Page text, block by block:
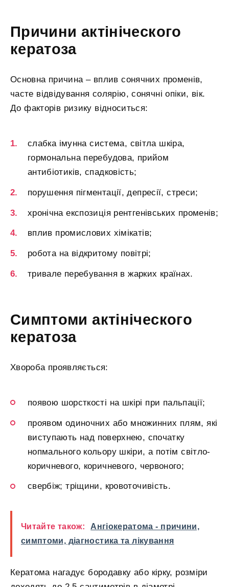
Причини актініческого
кератоза
Основна причина – вплив сонячних променів,
часте відвідування солярію, сонячні опіки, вік.
До факторів ризику відноситься:
слабка імунна система, світла шкіра,
гормональна перебудова, прийом
антибіотиків, спадковість;
порушення пігментації, депресії, стреси;
хронічна експозиція рентгенівських променів;
вплив промислових хімікатів;
робота на відкритому повітрі;
тривале перебування в жарких країнах.
Симптоми актініческого
кератоза
Хвороба проявляється:
появою шорсткості на шкірі при пальпації;
проявом одиночних або множинних плям, які
виступають над поверхнею, спочатку
нопмального кольору шкіри, а потім світло-
коричневого, коричневого, червоного;
свербіж; тріщини, кровоточивість.
Читайте також:
Ангіокератома - причини,
симптоми, діагностика та лікування
Кератома нагадує бородавку або кірку, розміри